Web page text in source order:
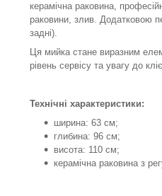
керамічна раковина,
раковини, злив. Додатковою
задні).
Ця мийка стане виразним
рівень сервісу та увагу до
Технічні характеристики:
ширина: 63 см;
глибина: 96 см;
висота: 110 см;
керамічна раковина з